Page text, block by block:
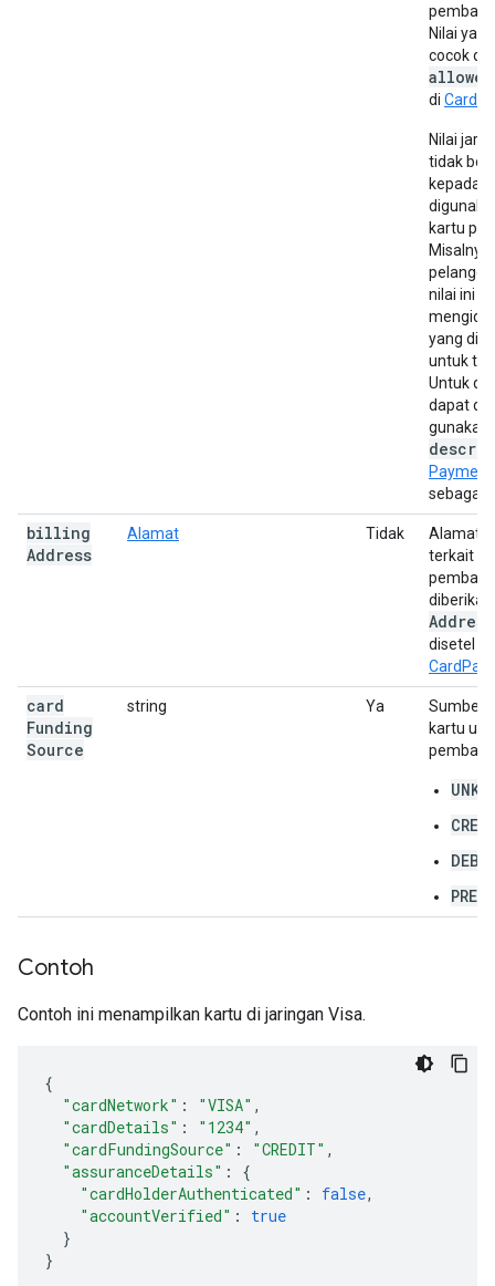
Nilai
cocok
di
Nilai
tidak
kepada
kartu
nilai ini
yang
untuk
Untuk
dapat
gunakan
sebagai
billing
Address
Alamat Tidak
Alamat
terkait
Address
disetel
card
Funding
Source
string Ya
Sumber
kartu
Contoh
Contoh ini menampilkan kartu di jaringan Visa.
{
"cardNetwork" : "VISA" ,
"cardDetails" : "1234" ,
"cardFundingSource" : "CREDIT" ,
"assuranceDetails" :
{
"cardHolderAuthenticated" : false,
"accountVerified" :
true
}
}